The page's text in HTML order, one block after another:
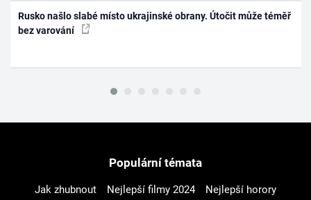
Rusko našlo slabé místo ukrajinské obrany. Útočit může téměř
bez varování
Populární témata
Jak zhubnout Nejlepší filmy 2024
Nejlepší horory